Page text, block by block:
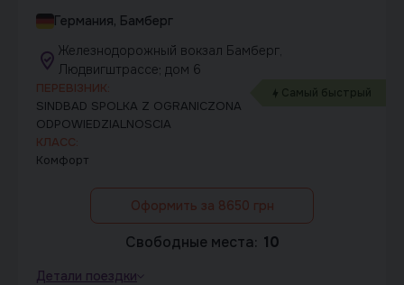
Германия, Бамберг
Железнодорожный вокзал Бамберг,
Людвигштрассе; дом 6
Самый быстрый
ПЕРЕВІЗНИК:
SINDBAD SPOLKA Z OGRANICZONA
ODPOWIEDZIALNOSCIA
КЛАСС:
Комфорт
Оформить за 8650 грн
Свободные места: 10
Детали поездки